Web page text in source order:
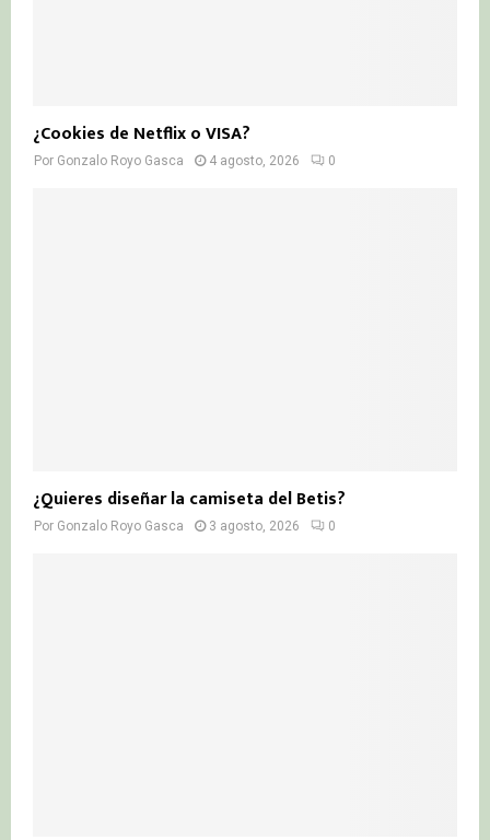
¿Cookies de Netflix o VISA?
Por Gonzalo Royo Gasca 4 agosto, 2026 0
¿Quieres diseñar la camiseta del Betis?
Por Gonzalo Royo Gasca 3 agosto, 2026 0